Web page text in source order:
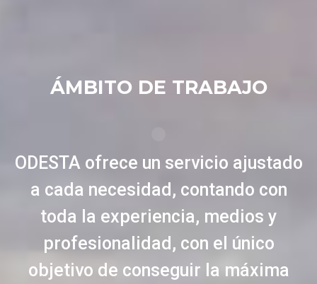
ÁMBITO DE TRABAJO
ODESTA ofrece un servicio ajustado
a cada necesidad, contando con
toda la experiencia, medios y
profesionalidad, con el único
objetivo de conseguir la máxima